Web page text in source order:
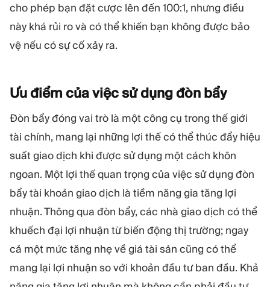
cho phép bạn đặt cược lên đến 100:1, nhưng điều
này khá rủi ro và có thể khiến bạn không được bảo
vệ nếu có sự cố xảy ra.
Ưu điểm của việc sử dụng đòn bẩy
Đòn bẩy đóng vai trò là một công cụ trong thế giới
tài chính, mang lại những lợi thế có thể thúc đẩy hiệu
suất giao dịch khi được sử dụng một cách khôn
ngoan. Một lợi thế quan trọng của việc sử dụng đòn
bẩy tài khoản giao dịch là tiềm năng gia tăng lợi
nhuận. Thông qua đòn bẩy, các nhà giao dịch có thể
khuếch đại lợi nhuận từ biến động thị trường; ngay
cả một mức tăng nhẹ về giá tài sản cũng có thể
mang lại lợi nhuận so với khoản đầu tư ban đầu. Khả